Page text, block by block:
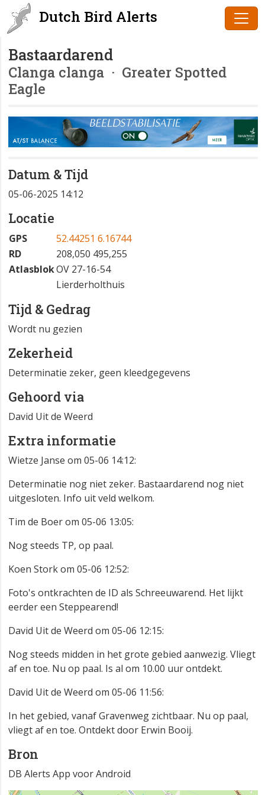
Dutch Bird Alerts
Bastaardarend
Clanga clanga · Greater Spotted
Eagle
Datum & Tijd
05-06-2025 14:12
Locatie
GPS
52.44251 6.16744
RD
208,050 495,255
AtlasblokOV 27-16-54
Lierderholthuis
Tijd & Gedrag
Wordt nu gezien
Zekerheid
Determinatie zeker, geen kleedgegevens
Gehoord via
David Uit de Weerd
Extra informatie
Wietze Janse om 05-06 14:12:
Determinatie nog niet zeker. Bastaardarend nog niet
uitgesloten. Info uit veld welkom.
Tim de Boer om 05-06 13:05:
Nog steeds TP, op paal.
Koen Stork om 05-06 12:52:
Foto's ontkrachten de ID als Schreeuwarend. Het lijkt
eerder een Steppearend!
David Uit de Weerd om 05-06 12:15:
Nog steeds midden in het grote gebied aanwezig. Vliegt
af en toe. Nu op paal. Is al om 10.00 uur ontdekt.
David Uit de Weerd om 05-06 11:56:
In het gebied, vanaf Gravenweg zichtbaar. Nu op paal,
vliegt af en toe. Ontdekt door Erwin Booij.
Bron
DB Alerts App voor Android